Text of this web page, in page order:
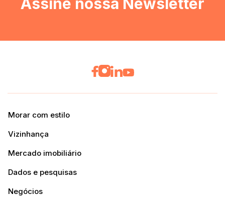
Assine nossa Newsletter
Morar com estilo
Vizinhança
Mercado imobiliário
Dados e pesquisas
Negócios